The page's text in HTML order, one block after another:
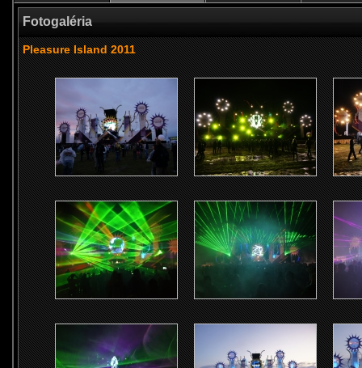
Fotogaléria
Pleasure Island 2011